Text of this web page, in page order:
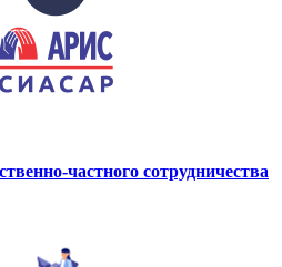
частного сотрудничества